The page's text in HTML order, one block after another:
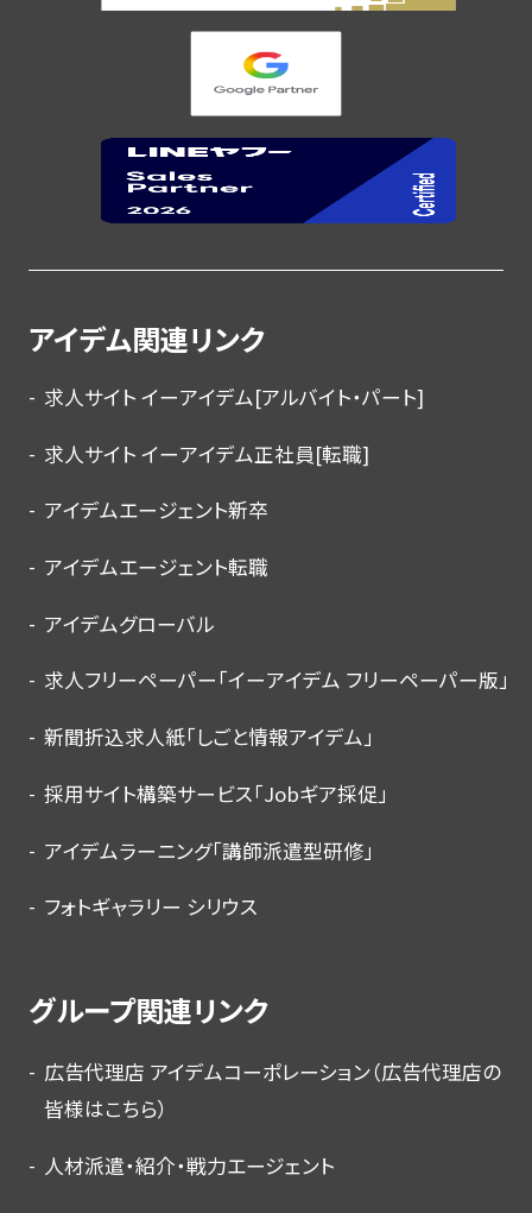
アイデム関連リンク
求人サイト イーアイデム[アルバイト・パート]
求人サイト イーアイデム正社員[転職]
アイデムエージェント新卒
アイデムエージェント転職
アイデムグローバル
求人フリーペーパー「イーアイデム フリーペーパー版」
新聞折込求人紙「しごと情報アイデム」
採用サイト構築サービス「Jobギア採促」
アイデムラーニング「講師派遣型研修」
フォトギャラリー シリウス
グループ関連リンク
広告代理店 アイデムコーポレーション（広告代理店の
皆様はこちら）
人材派遣・紹介・戦力エージェント